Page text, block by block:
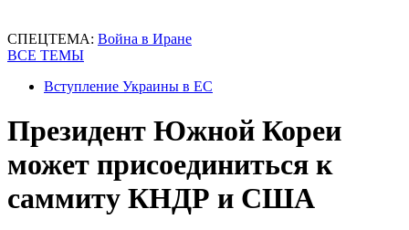
СПЕЦТЕМА: Война в Иране
ВСЕ ТЕМЫ
Вступление Украины в ЕС
Президент Южной Кореи
может присоединиться к
саммиту КНДР и США